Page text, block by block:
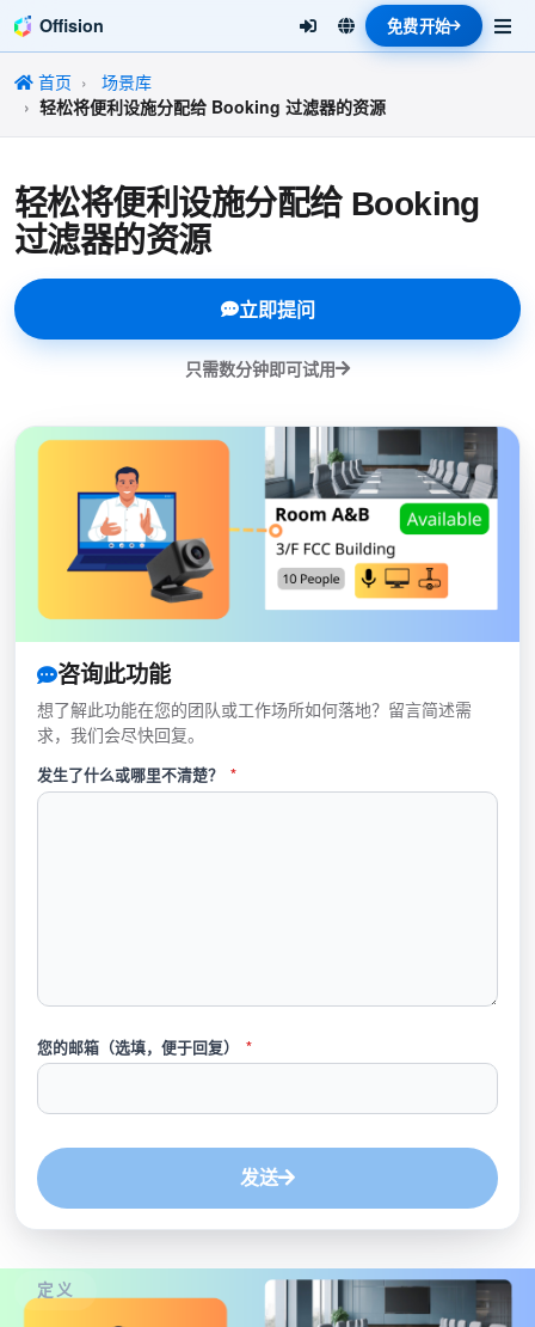
Offision 免费开始
首页
场景库
轻松将便利设施分配给 Booking 过滤器的资源
轻松将便利设施分配给 Booking
过滤器的资源
立即提问
只需数分钟即可试用
咨询此功能
想了解此功能在您的团队或工作场所如何落地？留言简述需
求，我们会尽快回复。
发生了什么或哪里不清楚？ *
您的邮箱（选填，便于回复） *
发送
定义